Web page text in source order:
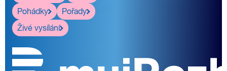
Pohádky
Pořady
Živé vysílání